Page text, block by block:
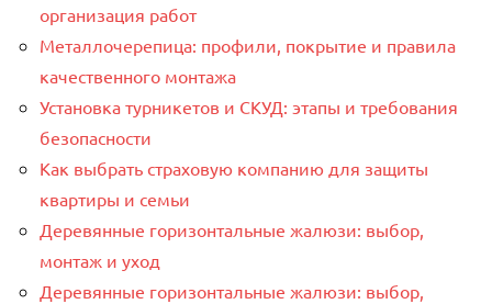
организация работ
Металлочерепица: профили, покрытие и правила
качественного монтажа
Установка турникетов и СКУД: этапы и требования
безопасности
Как выбрать страховую компанию для защиты
квартиры и семьи
Деревянные горизонтальные жалюзи: выбор,
монтаж и уход
Деревянные горизонтальные жалюзи: выбор,